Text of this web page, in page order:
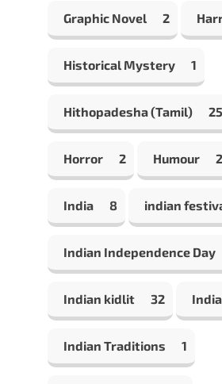
Graphic Novel 2
Historical Mystery 1
Hithopadesha (Tamil) 25
Horror 2 Humour
India 8 indian
Indian Independence Day
Indian kidlit 32
Indian Traditions 1